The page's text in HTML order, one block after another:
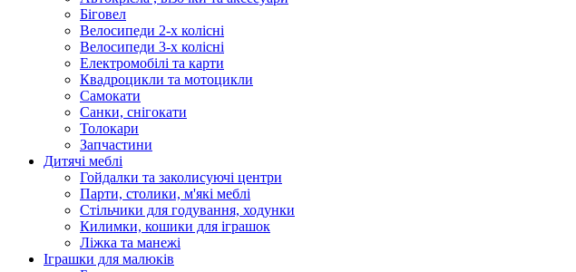
Біговел
Велосипеди 2-х колісні
Велосипеди 3-х колісні
Електромобілі та карти
Квадроцикли та мотоцикли
Самокати
Санки, снігокати
Толокари
Запчастини
Дитячі меблі
Гойдалки та заколисуючі центри
Парти, столики, м'які меблі
Стільчики для годування, ходунки
Килимки, кошики для іграшок
Ліжка та манежі
Іграшки для малюків